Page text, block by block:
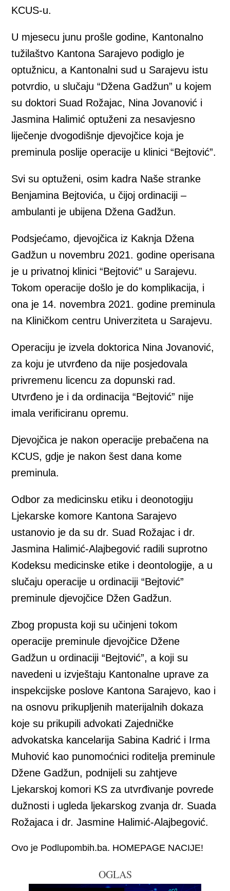
KCUS-u.
U mjesecu junu prošle godine, Kantonalno
tužilaštvo Kantona Sarajevo podiglo je
optužnicu, a Kantonalni sud u Sarajevu istu
potvrdio, u slučaju “Džena Gadžun” u kojem
su doktori Suad Rožajac, Nina Jovanović i
Jasmina Halimić optuženi za nesavjesno
liječenje dvogodišnje djevojčice koja je
preminula poslije operacije u klinici “Bejtović”.
Svi su optuženi, osim kadra Naše stranke
Benjamina Bejtovića, u čijoj ordinaciji –
ambulanti je ubijena Džena Gadžun.
Podsjećamo, djevojčica iz Kaknja Džena
Gadžun u novembru 2021. godine operisana
je u privatnoj klinici “Bejtović” u Sarajevu.
Tokom operacije došlo je do komplikacija, i
ona je 14. novembra 2021. godine preminula
na Kliničkom centru Univerziteta u Sarajevu.
Operaciju je izvela doktorica Nina Jovanović,
za koju je utvrđeno da nije posjedovala
privremenu licencu za dopunski rad.
Utvrđeno je i da ordinacija “Bejtović” nije
imala verificiranu opremu.
Djevojčica je nakon operacije prebačena na
KCUS, gdje je nakon šest dana kome
preminula.
Odbor za medicinsku etiku i deonotogiju
Ljekarske komore Kantona Sarajevo
ustanovio je da su dr. Suad Rožajac i dr.
Jasmina Halimić-Alajbegović radili suprotno
Kodeksu medicinske etike i deontologije, a u
slučaju operacije u ordinaciji “Bejtović”
preminule djevojčice Džen Gadžun.
Zbog propusta koji su učinjeni tokom
operacije preminule djevojčice Džene
Gadžun u ordinaciji “Bejtović”, a koji su
navedeni u izvještaju Kantonalne uprave za
inspekcijske poslove Kantona Sarajevo, kao i
na osnovu prikupljenih materijalnih dokaza
koje su prikupili advokati Zajedničke
advokatska kancelarija Sabina Kadrić i Irma
Muhović kao punomoćnici roditelja preminule
Džene Gadžun, podnijeli su zahtjeve
Ljekarskoj komori KS za utvrđivanje povrede
dužnosti i ugleda ljekarskog zvanja dr. Suada
Rožajaca i dr. Jasmine Halimić-Alajbegović.
Ovo je Podlupombih.ba. HOMEPAGE NACIJE!
OGLAS